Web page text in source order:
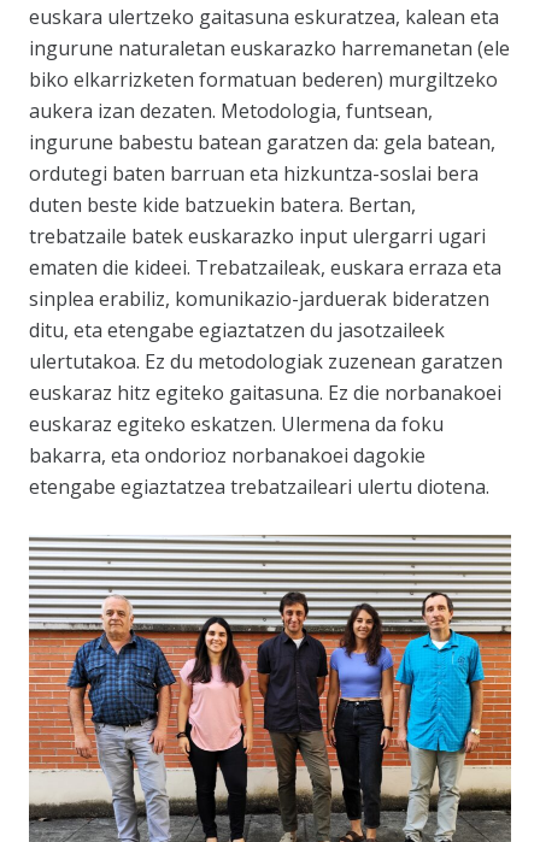
euskara ulertzeko gaitasuna eskuratzea, kalean eta
ingurune naturaletan euskarazko harremanetan (ele
biko elkarrizketen formatuan bederen) murgiltzeko
aukera izan dezaten. Metodologia, funtsean,
ingurune babestu batean garatzen da: gela batean,
ordutegi baten barruan eta hizkuntza-soslai bera
duten beste kide batzuekin batera. Bertan,
trebatzaile batek euskarazko input ulergarri ugari
ematen die kideei. Trebatzaileak, euskara erraza eta
sinplea erabiliz, komunikazio-jarduerak bideratzen
ditu, eta etengabe egiaztatzen du jasotzaileek
ulertutakoa. Ez du metodologiak zuzenean garatzen
euskaraz hitz egiteko gaitasuna. Ez die norbanakoei
euskaraz egiteko eskatzen. Ulermena da foku
bakarra, eta ondorioz norbanakoei dagokie
etengabe egiaztatzea trebatzaileari ulertu diotena.